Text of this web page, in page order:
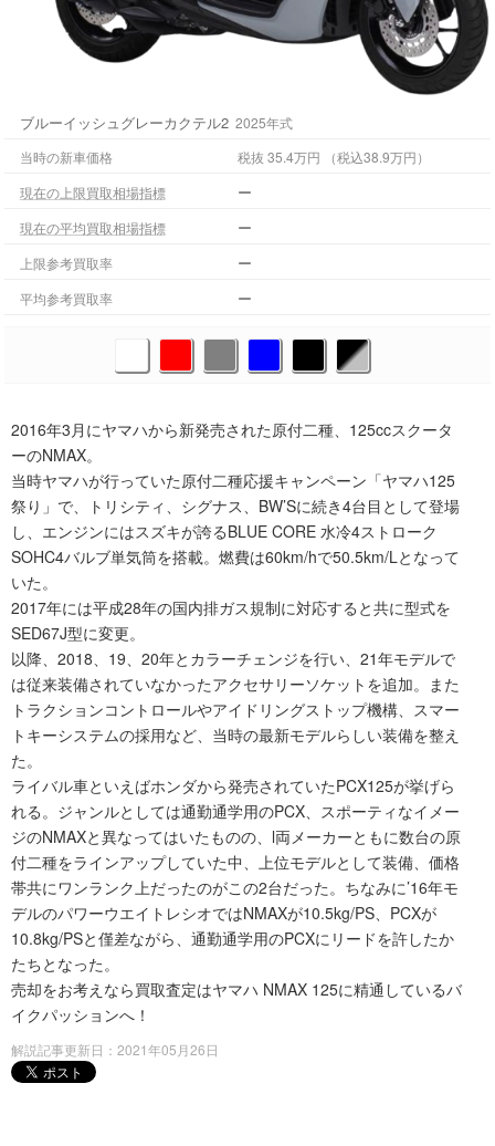
ブルーイッシュグレーカクテル2 2025年式
当時の新車価格
税抜 35.4万円 （税込38.9万円）
現在の上限買取相場指標
ー
現在の平均買取相場指標 ー
上限参考買取率 ー
平均参考買取率 ー
2016年3月にヤマハから新発売された原付二種、125ccスクータ
ーのNMAX。
当時ヤマハが行っていた原付二種応援キャンペーン「ヤマハ125
祭り」で、トリシティ、シグナス、BW’Sに続き4台目として登場
し、エンジンにはスズキが誇るBLUE CORE 水冷4ストローク
SOHC4バルブ単気筒を搭載。燃費は60km/hで50.5km/Lとなって
いた。
2017年には平成28年の国内排ガス規制に対応すると共に型式を
SED67J型に変更。
以降、2018、19、20年とカラーチェンジを行い、21年モデルで
は従来装備されていなかったアクセサリーソケットを追加。また
トラクションコントロールやアイドリングストップ機構、スマー
トキーシステムの採用など、当時の最新モデルらしい装備を整え
た。
ライバル車といえばホンダから発売されていたPCX125が挙げら
れる。ジャンルとしては通勤通学用のPCX、スポーティなイメー
ジのNMAXと異なってはいたものの、l両メーカーともに数台の原
付二種をラインアップしていた中、上位モデルとして装備、価格
帯共にワンランク上だったのがこの2台だった。ちなみに’16年モ
デルのパワーウエイトレシオではNMAXが10.5kg/PS、PCXが
10.8kg/PSと僅差ながら、通勤通学用のPCXにリードを許したか
たちとなった。
売却をお考えなら買取査定はヤマハ NMAX 125に精通しているバ
イクパッションへ！
解説記事更新日：2021年05月26日